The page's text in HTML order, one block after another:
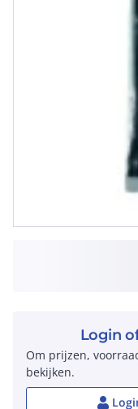
Login
Om prijzen,
bekijken.